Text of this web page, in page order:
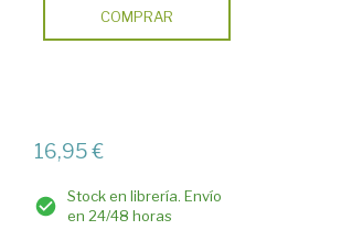
COMPRAR
16,95 €
Stock en librería. Envío
en 24/48 horas